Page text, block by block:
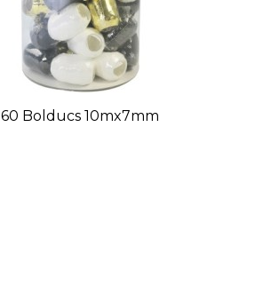
60 Bolducs 10mx7mm